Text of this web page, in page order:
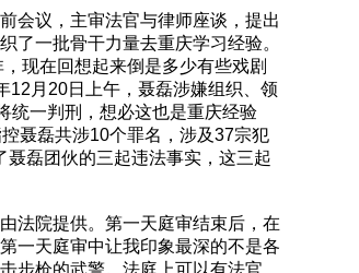
会议，主审法官与律师座谈，提出
了一批骨干力量去重庆学习经验。
现在回想起来倒是多少有些戏剧
12月20日上午，聂磊涉嫌组织、领
统一判刑，想必这也是重庆经验
聂磊共涉10个罪名，涉及37宗犯
磊团伙的三起违法事实，这三起
法院提供。第一天庭审结束后，在
一天庭审中让我印象最深的不是各
步枪的武警。法庭上可以有法官、